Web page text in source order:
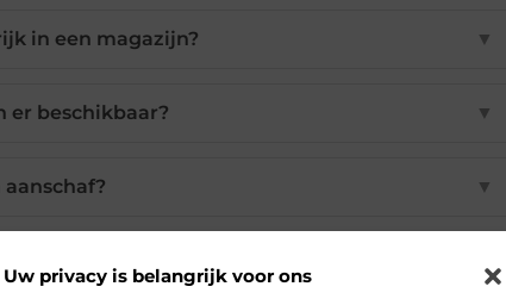
Uw privacy is belangrijk voor ons
in een magazijn? ▼
er beschikbaar? ▼
▼
te installeren?